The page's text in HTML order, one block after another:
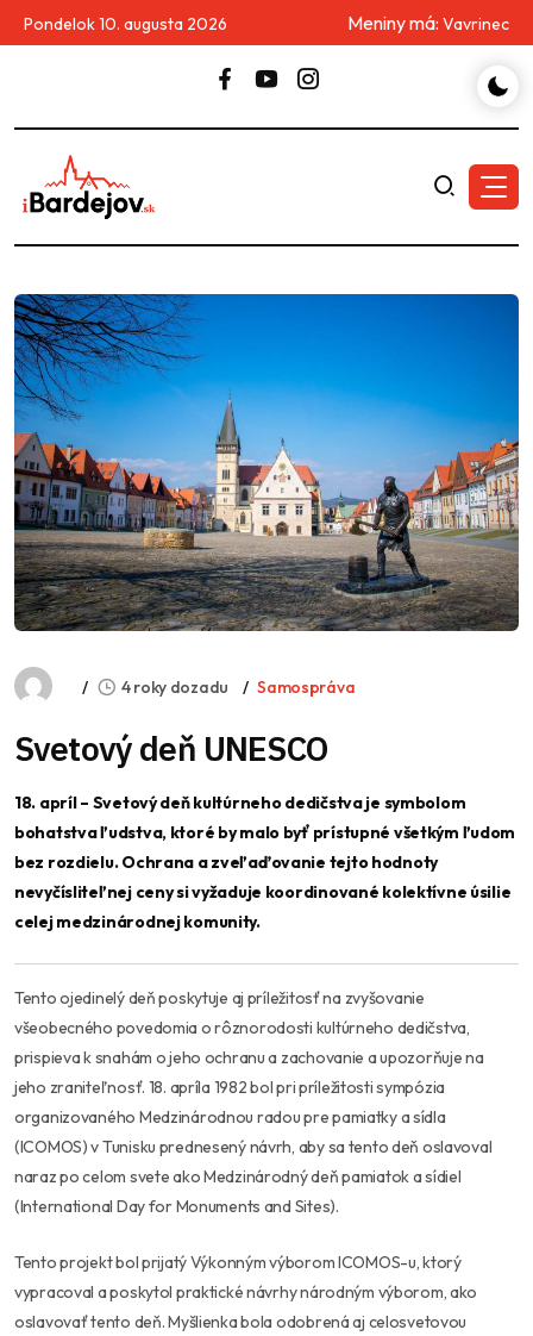
Pondelok 10. augusta 2026 Meniny má: Vavrinec
4 roky dozadu Samospráva
Svetový deň UNESCO
18. apríl – Svetový deň kultúrneho dedičstva je symbolom
bohatstva ľudstva, ktoré by malo byť prístupné všetkým ľudom
bez rozdielu. Ochrana a zveľaďovanie tejto hodnoty
nevyčísliteľnej ceny si vyžaduje koordinované kolektívne úsilie
celej medzinárodnej komunity.
Tento ojedinelý deň poskytuje aj príležitosť na zvyšovanie
všeobecného povedomia o rôznorodosti kultúrneho dedičstva,
prispieva k snahám o jeho ochranu a zachovanie a upozorňuje na
jeho zraniteľnosť. 18. apríla 1982 bol pri príležitosti sympózia
organizovaného Medzinárodnou radou pre pamiatky a sídla
(ICOMOS) v Tunisku prednesený návrh, aby sa tento deň oslavoval
naraz po celom svete ako Medzinárodný deň pamiatok a sídiel
(International Day for Monuments and Sites).
Tento projekt bol prijatý Výkonným výborom ICOMOS-u, ktorý
vypracoval a poskytol praktické návrhy národným výborom, ako
oslavovať tento deň. Myšlienka bola odobrená aj celosvetovou